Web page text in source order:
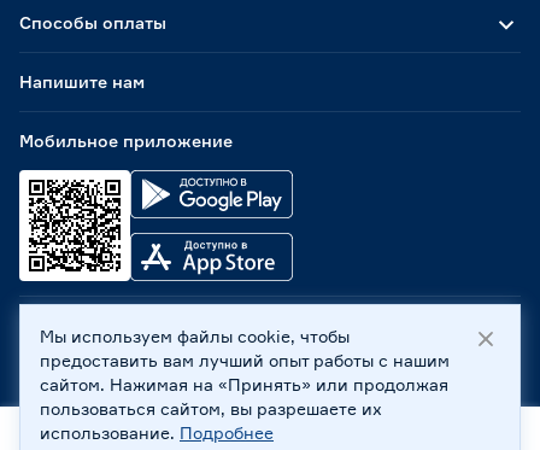
Способы оплаты
Мобильное приложение
Напишите нам
ООО «Бауцентр Рус» 2004 -2026, 236029, г. Калининград,
ул. А.Невского, 205. ИНН 7702596813, КПП 390601001 ©
Все права защищены
Политика обработки персональных данных
Правовая информация
Мы используем файлы cookie, чтобы
предоставить вам лучший опыт работы с нашим
сайтом. Нажимая на «Принять» или продолжая
пользоваться сайтом, вы разрешаете их
использование. Подробнее